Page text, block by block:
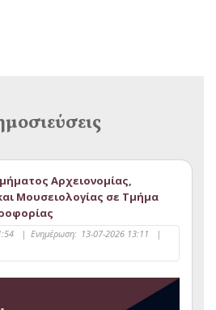
Αρχειονομίας,
Μουσειολογίας σε Τμήμα
| Ενημέρωση: 13-07-2026 13:11
|